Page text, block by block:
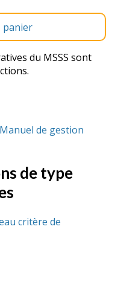
panier
du MSSS sont
de gestion
de type
critère de